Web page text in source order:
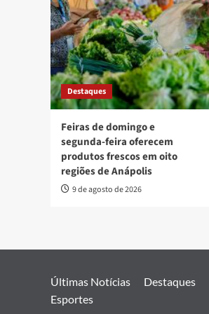
Destaques
Feiras de domingo e
segunda-feira oferecem
produtos frescos em oito
regiões de Anápolis
9 de agosto de 2026
Últimas Notícias Destaques
Esportes